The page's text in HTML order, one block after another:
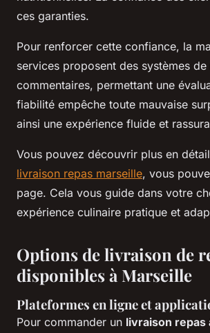
ces garanties.
Pour renforcer cette confiance, la
services proposent des systèmes
commentaires, permettant une
fiabilité empêche toute mauvaise
ainsi une expérience fluide et
Vous pouvez découvrir plus en
livraison repas marseille, vous
page. Cela vous guide dans votre
expérience culinaire pratique et
Options de livraison de
disponibles à Marseille
Plateformes en ligne et
Pour commander un livraison repas